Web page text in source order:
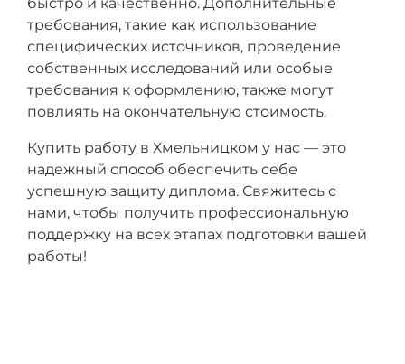
требования, такие как использование
специфических источников, проведение
собственных исследований или особые
требования к оформлению, также могут
повлиять на окончательную стоимость.
Купить работу в Хмельницком у нас — это
надежный способ обеспечить себе
успешную защиту диплома. Свяжитесь с
нами, чтобы получить профессиональную
поддержку на всех этапах подготовки вашей
работы!